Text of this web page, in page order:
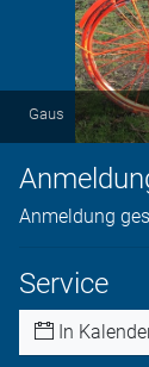
Gaus
Anmeldung
Service
In